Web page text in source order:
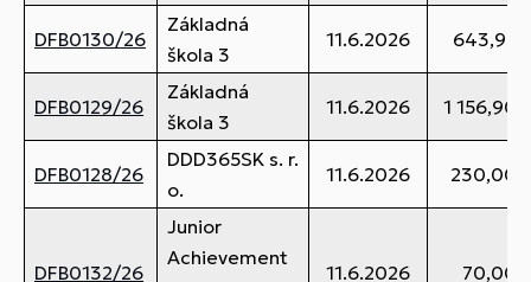
DFB0130/26
Základná
škola 3
11.6.2026 643,95
DFB0129/26
Základná
škola 3
11.6.2026 1 156,90
DFB0128/26
DDD365SK s. r.
o.
11.6.2026 230,00
DFB0132/26
Junior
Achievement
11.6.2026 70,00